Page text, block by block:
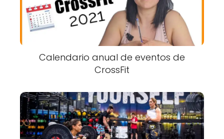
Calendario anual de eventos de
CrossFit